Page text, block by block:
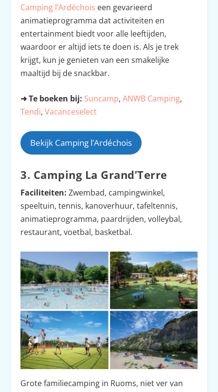
Camping l’Ardéchois een gevarieerd
animatieprogramma dat activiteiten en
entertainment biedt voor alle leeftijden,
waardoor er altijd iets te doen is. Als je trek
krijgt, kun je genieten van een smakelijke
maaltijd bij de snackbar.
➜ Te boeken bij: Suncamp,ANWB Camping,
Tendi,Vacanceselect
Bekijk Camping l’Ardéchois
3. Camping La Grand’Terre
Faciliteiten: Zwembad, campingwinkel,
speeltuin, tennis, kanoverhuur, tafeltennis,
animatieprogramma, paardrijden, volleybal,
restaurant, voetbal, basketbal.
Grote familiecamping in Ruoms, niet ver van